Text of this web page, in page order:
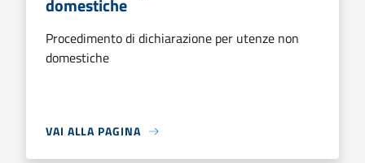
domestiche
Procedimento di dichiarazione per utenze non
domestiche
VAI ALLA PAGINA